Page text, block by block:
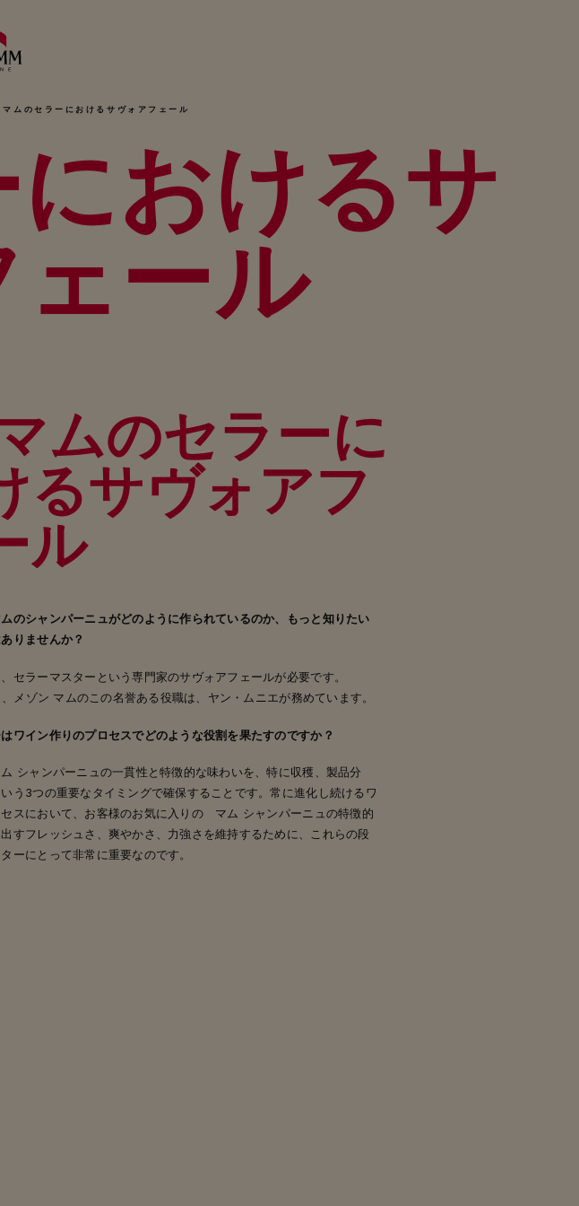
マムのセラーにおけるサヴォアフェール
おけるサ
ェール
ムのセラーに
るサヴォアフ
ル
のシャンパーニュがどのように作られているのか、もっと知りたい
りませんか？
セラーマスターという専門家のサヴォアフェールが必要です。
メゾン マムのこの名誉ある役職は、ヤン・ムニエが務めています。
ワイン作りのプロセスでどのような役割を果たすのですか？
シャンパーニュの一貫性と特徴的な味わいを、特に収穫、製品分
う3つの重要なタイミングで確保することです。常に進化し続けるワ
スにおいて、お客様のお気に入りの マム シャンパーニュの特徴的
すフレッシュさ、爽やかさ、力強さを維持するために、これらの段
ーにとって非常に重要なのです。